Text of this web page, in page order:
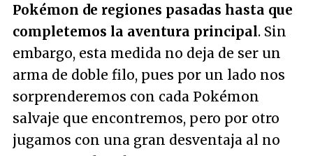
Pokémon de regiones pasadas hasta que
completemos la aventura principal. Sin
embargo, esta medida no deja de ser un
arma de doble filo, pues por un lado nos
sorprenderemos con cada Pokémon
salvaje que encontremos, pero por otro
jugamos con una gran desventaja al no